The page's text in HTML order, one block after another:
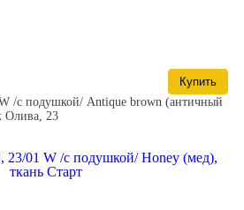
Купить
/с подушкой/ Antique brown (античный
Олива, 23